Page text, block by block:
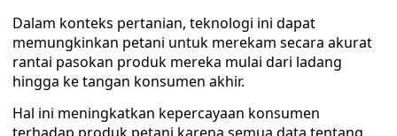
Dalam konteks pertanian, teknologi ini dapat
memungkinkan petani untuk merekam secara akurat
rantai pasokan produk mereka mulai dari ladang
hingga ke tangan konsumen akhir.
Hal ini meningkatkan kepercayaan konsumen